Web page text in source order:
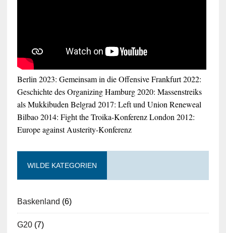
Berlin 2023: Gemeinsam in die OffensiveFrankfurt 2022:
Geschichte des OrganizingHamburg 2020: Massenstreiks
als MukkibudenBelgrad 2017: Left und Union Reneweal
Bilbao 2014: Fight the Troika-KonferenzLondon 2012:
Europe against Austerity-Konferenz
WILDE KATEGORIEN
Baskenland (6)
G20(7)